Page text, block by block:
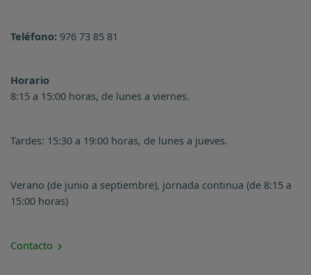
Teléfono: 976 73 85 81
Horario
8:15 a 15:00 horas, de lunes a viernes.
Tardes: 15:30 a 19:00 horas, de lunes a jueves.
Verano (de junio a septiembre), jornada continua (de 8:15 a
15:00 horas)
Contacto